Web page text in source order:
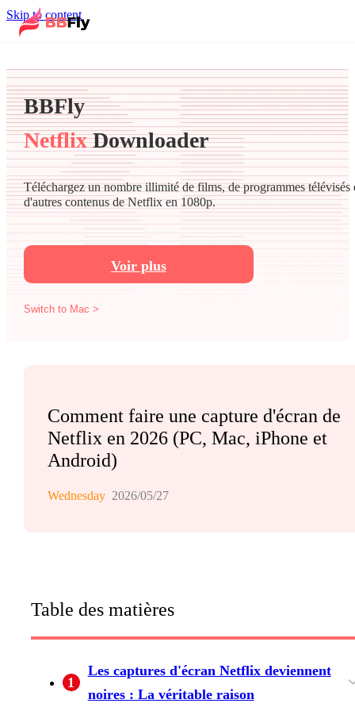
Skip to content
BBFly
NetflixDownloader
Téléchargez un nombre illimité de films, de programmes télévisés
d'autres contenus de Netflix en 1080p.
Voir plus
Switch to Mac >
Comment faire une capture d'écran de
Netflix en 2026 (PC, Mac, iPhone et
Android)
Wednesday 2026/05/27
Table des matières
1
Les captures d'écran Netflix deviennent
noires : La véritable raison